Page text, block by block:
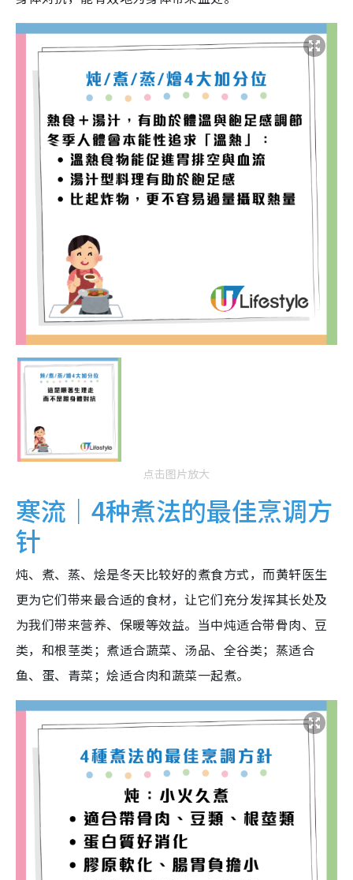
点击图片放大
寒流｜4种煮法的最佳烹调方
针
炖、煮、蒸、烩是冬天比较好的煮食方式，而黄轩医生
更为它们带来最合适的食材，让它们充分发挥其长处及
为我们带来营养、保暖等效益。当中炖适合带骨肉、豆
类，和根茎类；煮适合蔬菜、汤品、全谷类；蒸适合
鱼、蛋、青菜；烩适合肉和蔬菜一起煮。